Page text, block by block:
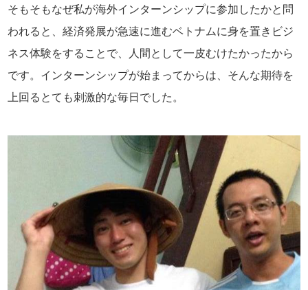
そもそもなぜ私が海外インターンシップに参加したかと問
われると、経済発展が急速に進むベトナムに身を置きビジ
ネス体験をすることで、人間として一皮むけたかったから
です。インターンシップが始まってからは、そんな期待を
上回るとても刺激的な毎日でした。